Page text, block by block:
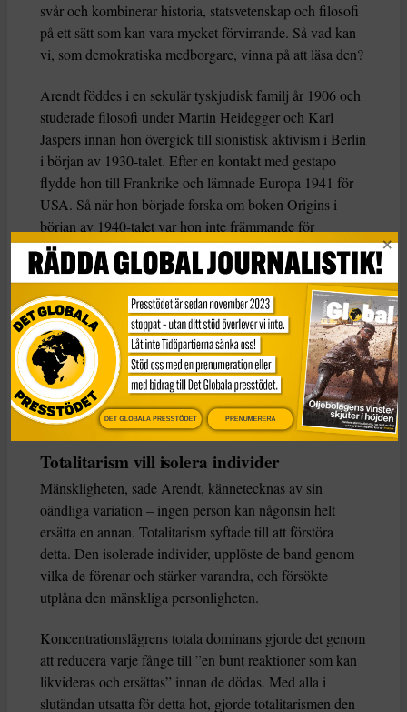
svår och kombinerar historia, statsvetenskap och filosofi
på ett sätt som kan vara mycket förvirrande. Så vad kan
vi, som demokratiska medborgare, vinna på att läsa den?
Arendt föddes i en sekulär tyskjudisk familj år 1906 och
studerade filosofi under Martin Heidegger och Karl
Jaspers innan hon övergick till sionistisk aktivism i Berlin
i början av 1930-talet. Efter en kontakt med gestapo
flydde hon till Frankrike och lämnade Europa 1941 för
USA. Så när hon började forska om boken Origins i
början av 1940-talet var hon inte främmande för
totalitarism.
Totalitarism, menade hon, var en radikalt ny
regeringsform som utmärkte sig genom sin ideologiska
uppfattning om historia. För nazisterna var historia en
krock mellan raser; för stalinismen var det en klasskamp.
Hur som helst försökte totalitära ledare verkställa
historiska ”lagar” genom att med våld omforma de
människor de styrde.
Totalitarism vill isolera individer
Mänskligheten, sade Arendt, kännetecknas av sin
oändliga variation – ingen person kan någonsin helt
ersätta en annan. Totalitarism syftade till att förstöra
detta. Den isolerade individer, upplöste de band genom
vilka de förenar och stärker varandra, och försökte
utplåna den mänskliga personligheten.
Koncentrationslägrens totala dominans gjorde det genom
att reducera varje fånge till ”en bunt reaktioner som kan
likvideras och ersättas” innan de dödas. Med alla i
slutändan utsatta för detta hot, gjorde totalitarismen den
DET GLOBALA PRESSTÖDET PRENUMERERA